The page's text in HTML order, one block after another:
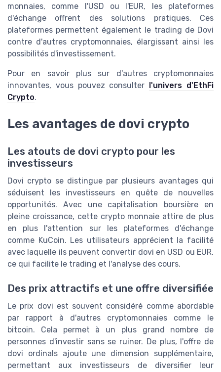
monnaies, comme l'USD ou l'EUR, les plateformes
d'échange offrent des solutions pratiques. Ces
plateformes permettent également le trading de Dovi
contre d'autres cryptomonnaies, élargissant ainsi les
possibilités d'investissement.
Pour en savoir plus sur d'autres cryptomonnaies
innovantes, vous pouvez consulter l'univers d'EthFi
Crypto.
Les avantages de dovi crypto
Les atouts de dovi crypto pour les
investisseurs
Dovi crypto se distingue par plusieurs avantages qui
séduisent les investisseurs en quête de nouvelles
opportunités. Avec une capitalisation boursière en
pleine croissance, cette crypto monnaie attire de plus
en plus l'attention sur les plateformes d'échange
comme KuCoin. Les utilisateurs apprécient la facilité
avec laquelle ils peuvent convertir dovi en USD ou EUR,
ce qui facilite le trading et l'analyse des cours.
Des prix attractifs et une offre diversifiée
Le prix dovi est souvent considéré comme abordable
par rapport à d'autres cryptomonnaies comme le
bitcoin. Cela permet à un plus grand nombre de
personnes d'investir sans se ruiner. De plus, l'offre de
dovi ordinals ajoute une dimension supplémentaire,
permettant aux investisseurs de diversifier leur